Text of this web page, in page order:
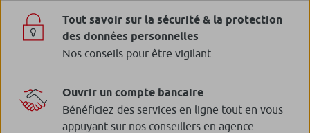
Tout savoir sur la sécurité & la protection
des données personnelles
Nos conseils pour être vigilant
Ouvrir un compte bancaire
Bénéficiez des services en ligne tout en vous
appuyant sur nos conseillers en agence